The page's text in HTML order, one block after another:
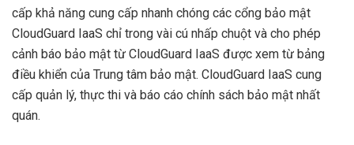
cấp khả năng cung cấp nhanh chóng các cổng bảo mật
CloudGuard IaaS chỉ trong vài cú nhấp chuột và cho phép
cảnh báo bảo mật từ CloudGuard IaaS được xem từ bảng
điều khiển của Trung tâm bảo mật. CloudGuard IaaS cung
cấp quản lý, thực thi và báo cáo chính sách bảo mật nhất
quán.